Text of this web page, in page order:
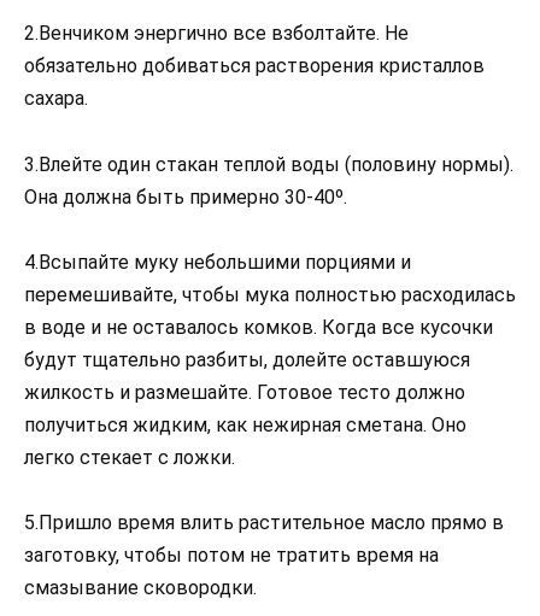
2.Венчиком энергично все взболтайте. Не
обязательно добиваться растворения кристаллов
сахара.
3.Влейте один стакан теплой воды (половину нормы).
Она должна быть примерно 30-40º.
4.Всыпайте муку небольшими порциями и
перемешивайте, чтобы мука полностью расходилась
в воде и не оставалось комков. Когда все кусочки
будут тщательно разбиты, долейте оставшуюся
жилкость и размешайте. Готовое тесто должно
получиться жидким, как нежирная сметана. Оно
легко стекает с ложки.
5.Пришло время влить растительное масло прямо в
заготовку, чтобы потом не тратить время на
смазывание сковородки.